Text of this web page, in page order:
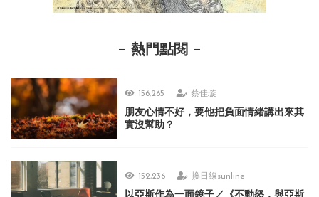
熱門點閱
156,265 蔡佳璇
朋友心情不好，要他把負面情緒講出來其
實沒幫助？
152,236 換日線sunline
以亞斯作為一面鏡子／《不動怒，與亞斯